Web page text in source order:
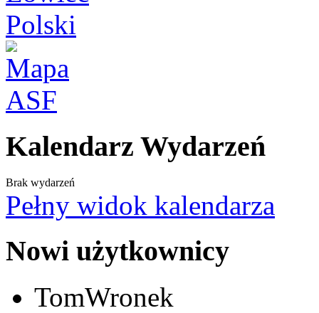
Kalendarz Wydarzeń
Brak wydarzeń
Pełny widok kalendarza
Nowi użytkownicy
TomWronek